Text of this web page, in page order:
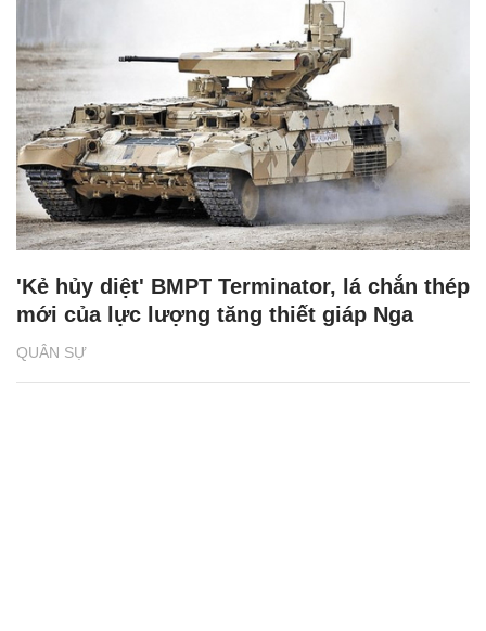
QUÂN SỰ
'Kẻ hủy diệt' BMPT Terminator, lá chắn thép
mới của lực lượng tăng thiết giáp Nga